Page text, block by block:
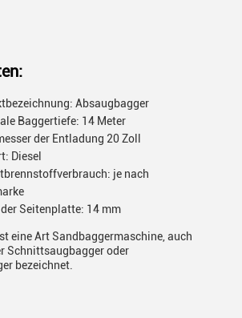
Absaugbagger
Baggertiefe: 14 Meter
der Entladung 20 Zoll
Diesel
je nach
Seitenplatte: 14 mm
eine Art Sandbaggermaschine, auch
Schnittsaugbagger oder
bezeichnet.